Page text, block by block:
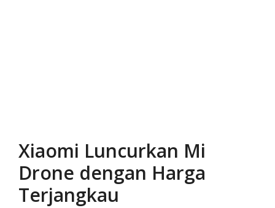
Xiaomi Luncurkan Mi
Drone dengan Harga
Terjangkau